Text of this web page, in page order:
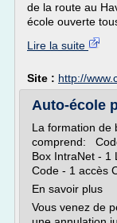
de la route au
école ouverte
Lire la suite
Site : http://
Auto-école
La formation de
comprend:
Box IntraNet - 1
Code - 1 accès
En savoir plus
Vous venez de